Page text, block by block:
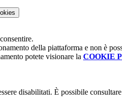
della piattaforma e non è
potete visionare la COOKIE
disabilitati. È possibile